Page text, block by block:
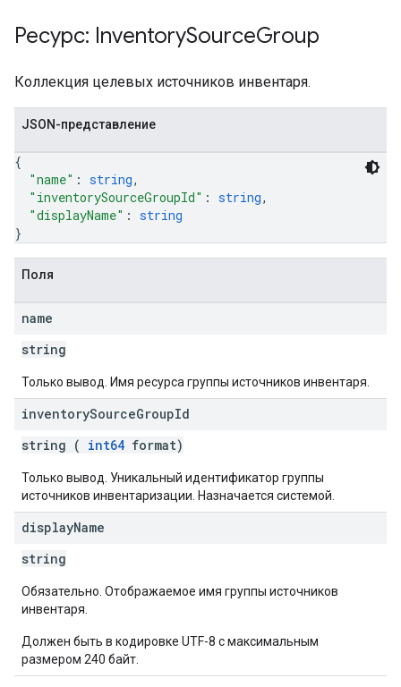
Ресурс: InventorySourceGroup
Коллекция целевых источников инвентаря.
JSON-представление
{
"name" : string,
"inventorySourceGroupId" : string,
"displayName" : string
}
Поля
name
string
Только вывод. Имя ресурса группы источников инвентаря.
inventorySourceGroupId
string ( int64 format)
Только вывод. Уникальный идентификатор группы
источников инвентаризации. Назначается системой.
displayName
string
Обязательно. Отображаемое имя группы источников
инвентаря.
Должен быть в кодировке UTF-8 с максимальным
размером 240 байт.